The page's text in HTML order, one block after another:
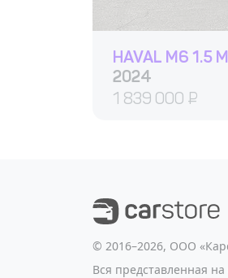
HAVAL M6 1.5
2024
1 839 000 ₽
©️ 2016–2026, ООО
Вся представленная